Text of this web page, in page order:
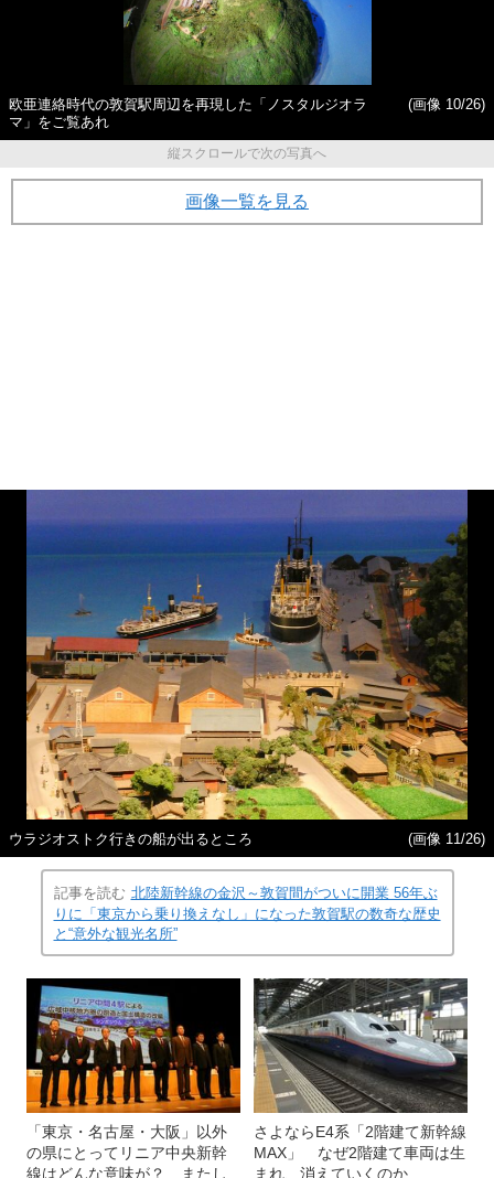
欧亜連絡時代の敦賀駅周辺を再現した「ノスタルジオラ
マ」をご覧あれ
(画像 10/26)
縦スクロールで次の写真へ
画像一覧を見る
ウラジオストク行きの船が出るところ (画像 11/26)
記事を読む 北陸新幹線の金沢～敦賀間がついに開業 56年ぶ
りに「東京から乗り換えなし」になった敦賀駅の数奇な歴史
と“意外な観光名所”
「東京・名古屋・大阪」以外
の県にとってリニア中央新幹
線はどんな意味が？ またし
さよならE4系「2階建て新幹線
MAX」 なぜ2階建て車両は生
まれ、消えていくのか